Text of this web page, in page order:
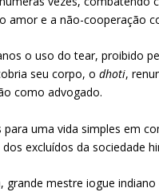
amor e a não-cooperação
o uso do tear, proibido
seu corpo, odhoti,
como advogado.
uma vida simples em
excluídos da sociedade
grande mestre iogue